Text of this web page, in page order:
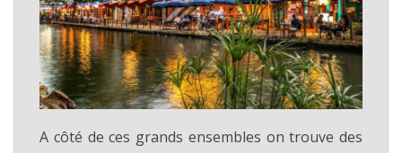
A côté de ces grands ensembles on trouve des